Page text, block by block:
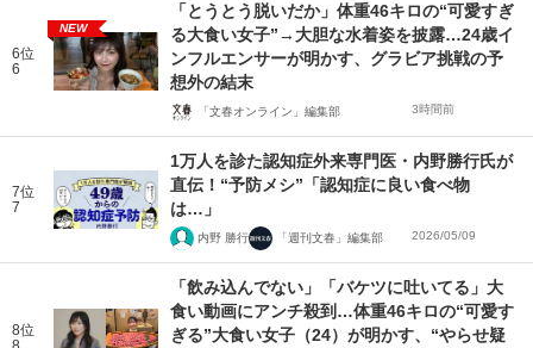
6位
6
NEW
「とうとう脱いだか」体重46キロの“可愛すぎ
る大食い女子”→大胆な水着姿を披露…24歳イ
ンフルエンサーが明かす、グラビア挑戦の予
想外の結末
「文春オンライン」編集部 3時間前
7位
7
1万人を診た認知症外来専門医・内野勝行氏が
直伝！“予防メシ”「認知症に良い食べ物
は…」
内野 勝行 「週刊文春」編集部 2026/05/09
8位
「飲み込んでない」「バケツに吐いてる」大
食い動画にアンチ殺到…体重46キロの“可愛す
ぎる”大食い女子（24）が明かす、“やらせ疑